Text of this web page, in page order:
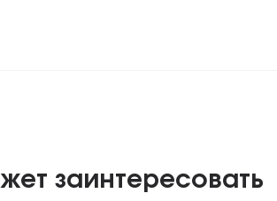
заинтересовать